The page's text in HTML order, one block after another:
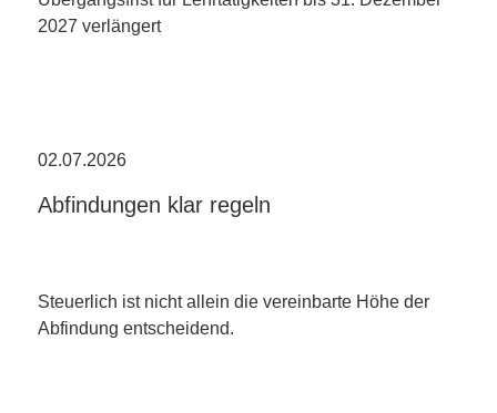
2027 verlängert
02.07.2026
Abfindungen klar regeln
Steuerlich ist nicht allein die vereinbarte Höhe der
Abfindung entscheidend.